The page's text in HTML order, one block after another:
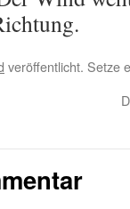
veröffentlicht. Setze